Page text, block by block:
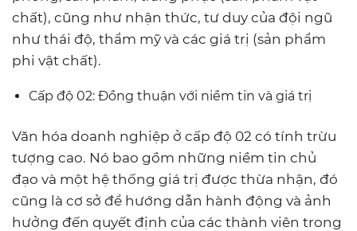
chất), cũng như nhận thức, tư duy của đội ngũ
như thái độ, thẩm mỹ và các giá trị (sản phẩm
phi vật chất).
Cấp độ 02: Đồng thuận với niềm tin và giá trị
Văn hóa doanh nghiệp ở cấp độ 02 có tính trừu
tượng cao. Nó bao gồm những niềm tin chủ
đạo và một hệ thống giá trị được thừa nhận, đó
cũng là cơ sở để hướng dẫn hành động và ảnh
hưởng đến quyết định của các thành viên trong